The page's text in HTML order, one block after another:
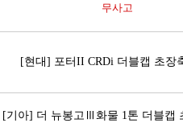
무사고
[현대] 포터II CRDi 더블캡 초장
[기아] 더 뉴봉고Ⅲ화물 1톤 더블캡